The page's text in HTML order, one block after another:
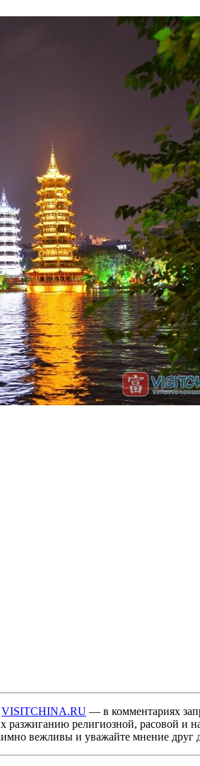
VISITCHINA.RU — в комментариях
разжиганию религиозной, расовой
вежливы и уважайте мнение